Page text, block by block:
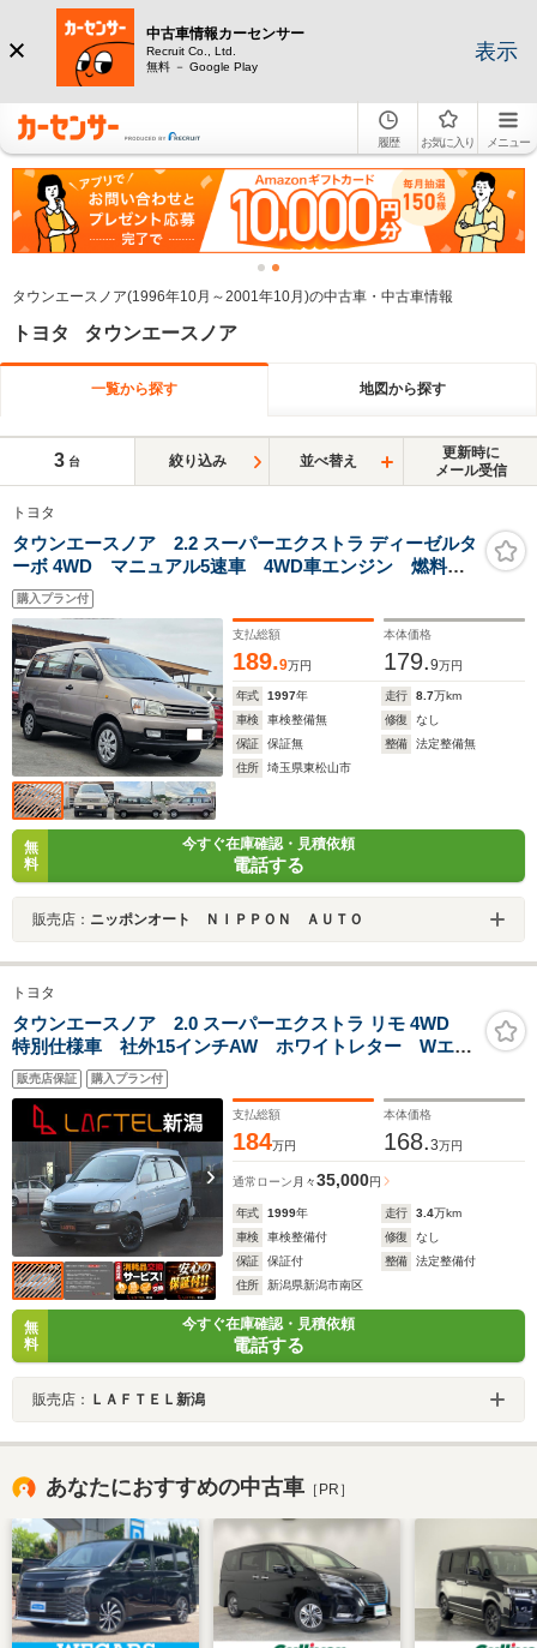
中古車情報カーセンサー
Recruit Co., Ltd.
無料 － Google Play
表示
履歴 お気に入り メニュー
タウンエースノア(1996年10月～2001年10月)の中古車・中古車情報
トヨタ タウンエースノア
一覧から探す 地図から探す
3 台 絞り込み 並べ替え
更新時に
メール受信
トヨタ
タウンエースノア 2.2 スーパーエクストラ ディーゼルタ
ーボ 4WD マニュアル5速車 4WD車エンジン 燃料
タイミングチェーン式エンジン 3列シート フルフラッ
ト 衝突安全ボディ走行距離87000KMダブルエアコン
購入プラン付
支払総額
189.9万円
本体価格
179.9万円
年式 1997年 走行 8.7万km
車検
車検整備無 修復
なし
保証
保証無 整備
法定整備無
住所
埼玉県東松山市
無
料
今すぐ在庫確認・見積依頼
電話する
販売店： ニッポンオート ＮＩＰＰＯＮ ＡＵＴＯ
トヨタ
タウンエースノア 2.0 スーパーエクストラ リモ 4WD
特別仕様車 社外15インチAW ホワイトレター Wエア
コン 電動格納ミラー キーレス
販売店保証 購入プラン付
支払総額
184万円
本体価格
168.3万円
通常ローン 月々35,000円
年式 1999年 走行 3.4万km
車検
車検整備付 修復
なし
保証
保証付 整備
法定整備付
住所
新潟県新潟市南区
無
料
今すぐ在庫確認・見積依頼
電話する
販売店： ＬＡＦＴＥＬ新潟
あなたにおすすめの中古車 ［PR］